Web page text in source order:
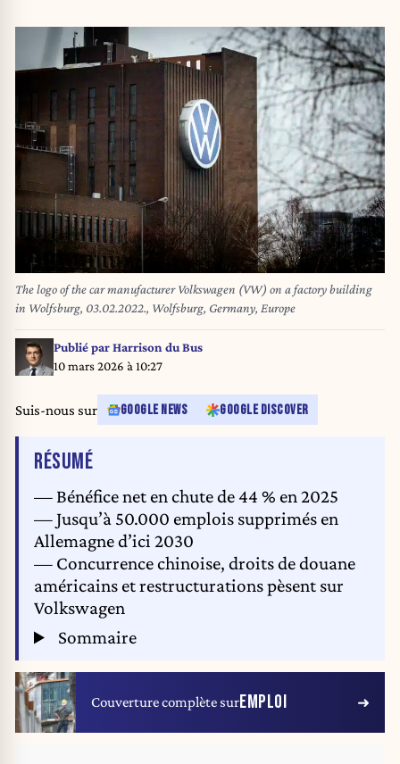
The logo of the car manufacturer Volkswagen (VW) on a factory building
in Wolfsburg, 03.02.2022., Wolfsburg, Germany, Europe
Publié parHarrison du Bus
10 mars 2026 à 10:27
Suis-nous sur GOOGLE NEWS GOOGLE DISCOVER
RÉSUMÉDE L'ARTICLE
— Bénéfice net en chute de 44 % en 2025
— Jusqu’à 50.000 emplois supprimés en
Allemagne d’ici 2030
— Concurrence chinoise, droits de douane
américains et restructurations pèsent sur
Volkswagen
Sommaire
Couverture complète surEMPLOI